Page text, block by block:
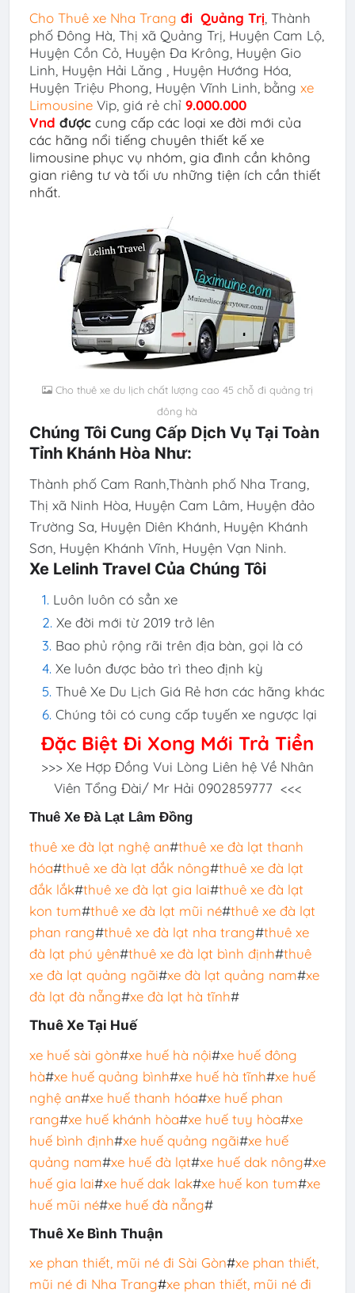
Cho Thuê xe Nha Trang đi Quảng Trị Thành
phố Đông Hà, Thị xã Quảng Trị, Huyện Cam Lộ,
Huyện Cồn Cỏ, Huyện Đa Krông, Huyện Gio
Linh, Huyện Hải Lăng , Huyện Hướng Hóa,
Huyện Triệu Phong, Huyện Vĩnh Linh bằng xe
LimousineVip, giá rẻ chỉ 9.000.000
Vnd đượccung cấp các loại xe đời mới của
các hãng nổi tiếng chuyên thiết kế xe
limousine phục vụ nhóm, gia đình cần không
gian riêng tư và tối ưu những tiện ích cần thiết
nhất.
Cho thuê xe du lịch chất lượng cao 45 chỗ đi quảng trị
đông hà
Chúng Tôi Cung Cấp Dịch Vụ Tại Toàn
Tỉnh Khánh Hòa Như:
Thành phố Cam Ranh,Thành phố Nha Trang,
Thị xã Ninh Hòa, Huyện Cam Lâm, Huyện đảo
Trường Sa, Huyện Diên Khánh, Huyện Khánh
Sơn, Huyện Khánh Vĩnh, Huyện Vạn Ninh.
Xe Lelinh Travel Của Chúng Tôi
Luôn luôn có sẳn xe
Xe đời mới từ 2019 trở lên
Bao phủ rộng rãi trên địa bàn, gọi là có
Xe luôn được bảo trì theo định kỳ
Thuê Xe Du Lịch Giá Rẻ hơn các hãng khác
Chúng tôi có cung cấp tuyến xe ngược lại
Đặc Biệt Đi Xong Mới Trả Tiền
>>> Xe Hợp Đồng Vui Lòng Liên hệ Về Nhân
Viên Tổng Đài/ Mr Hải 0902859777 <<<
Thuê Xe Đà Lạt Lâm Đồng
thuê xe đà lạt nghệ an#thuê xe đà lạt thanh
hóa#thuê xe đà lạt đắk nông#thuê xe đà lạt
đắk lắk#thuê xe đà lạt gia lai#thuê xe đà lạt
kon tum#thuê xe đà lạt mũi né#thuê xe đà lạt
phan rang#thuê xe đà lạt nha trang#thuê xe
đà lạt phú yên#thuê xe đà lạt bình định#thuê
xe đà lạt quảng ngãi#xe đà lạt quảng nam#xe
đà lạt đà nẵng#xe đà lạt hà tĩnh#
Thuê Xe Tại Huế
xe huế sài gòn#xe huế hà nội#xe huế đông
hà#xe huế quảng bình#xe huế hà tĩnh#xe huế
nghệ an#xe huế thanh hóa#xe huế phan
rang#xe huế khánh hòa#xe huế tuy hòa#xe
huế bình định#xe huế quảng ngãi#xe huế
quảng nam#xe huế đà lạt#xe huế dak nông#xe
huế gia lai#xe huế dak lak#xe huế kon tum#xe
huế mũi né#xe huế đà nẵng#
Thuê Xe Bình Thuận
xe phan thiết, mũi né đi Sài Gòn#xe phan thiết,
mũi né đi Nha Trang#xe phan thiết, mũi né đi